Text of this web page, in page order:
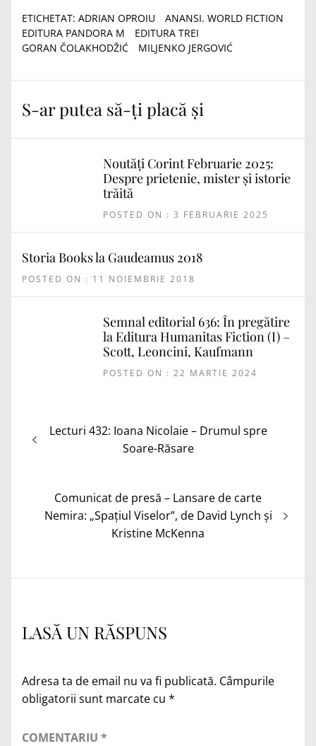
ETICHETAT: ADRIAN OPROIU
ANANSI. WORLD FICTION
EDITURA PANDORA M
EDITURA TREI
GORAN ČOLAKHODŽIĆ
MILJENKO JERGOVIĆ
S-ar putea să-ți placă și
Noutăți Corint Februarie 2025:
Despre prietenie, mister și istorie
trăită
POSTED ON : 3 FEBRUARIE 2025
Storia Books la Gaudeamus 2018
POSTED ON : 11 NOIEMBRIE 2018
Semnal editorial 636: În pregătire
la Editura Humanitas Fiction (I) –
Scott, Leoncini, Kaufmann
POSTED ON : 22 MARTIE 2024
Navigare
în
Articolul
Lecturi 432: Ioana Nicolaie – Drumul spre
Soare-Răsare
Articolul
următor:
Comunicat de presă – Lansare de carte
Nemira: „Spațiul Viselor”, de David Lynch și
Kristine McKenna
LASĂ UN RĂSPUNS
Adresa ta de email nu va fi publicată. Câmpurile
obligatorii sunt marcate cu *
COMENTARIU *